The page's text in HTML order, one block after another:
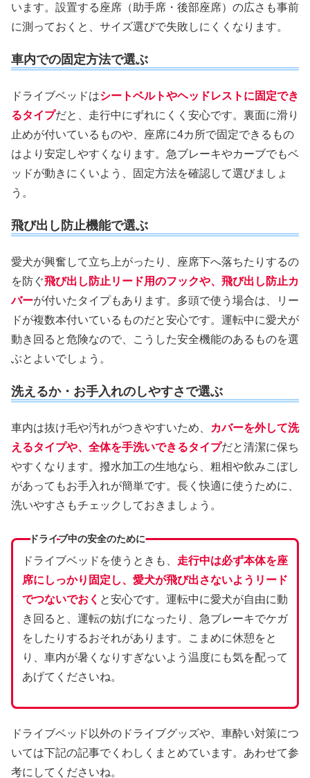
います。設置する座席（助手席・後部座席）の広さも事前
に測っておくと、サイズ選びで失敗しにくくなります。
車内での固定方法で選ぶ
ドライブベッドはシートベルトやヘッドレストに固定でき
るタイプだと、走行中にずれにくく安心です。裏面に滑り
止めが付いているものや、座席に4カ所で固定できるもの
はより安定しやすくなります。急ブレーキやカーブでもベ
ッドが動きにくいよう、固定方法を確認して選びましょ
う。
飛び出し防止機能で選ぶ
愛犬が興奮して立ち上がったり、座席下へ落ちたりするの
を防ぐ飛び出し防止リード用のフックや、飛び出し防止カ
バーが付いたタイプもあります。多頭で使う場合は、リー
ドが複数本付いているものだと安心です。運転中に愛犬が
動き回ると危険なので、こうした安全機能のあるものを選
ぶとよいでしょう。
洗えるか・お手入れのしやすさで選ぶ
車内は抜け毛や汚れがつきやすいため、
カバーを外して洗
えるタイプや、全体を手洗いできるタイプだと清潔に保ち
やすくなります。撥水加工の生地なら、粗相や飲みこぼし
があってもお手入れが簡単です。長く快適に使うために、
洗いやすさもチェックしておきましょう。
ドライブ中の安全のために
ドライブベッドを使うときも、 走行中は必ず本体を座
席にしっかり固定し、愛犬が飛び出さないようリード
でつないでおく と安心です。運転中に愛犬が自由に動
き回ると、運転の妨げになったり、急ブレーキでケガ
をしたりするおそれがあります。こまめに休憩をと
り、車内が暑くなりすぎないよう温度にも気を配って
あげてくださいね。
ドライブベッド以外のドライブグッズや、車酔い対策につ
いては下記の記事でくわしくまとめています。あわせて参
考にしてくださいね。